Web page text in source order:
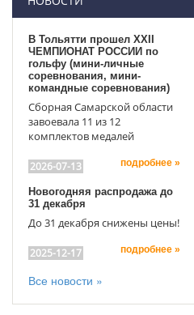
В Тольятти прошел XXII
ЧЕМПИОНАТ РОССИИ по
гольфу (мини-личные
соревнования, мини-
командные соревнования)
Сборная Самарской области
завоевала 11 из 12
комплектов медалей
2026-07-13 подробнее »
Новогодняя распродажа до
31 декабря
До 31 декабря снижены цены!
2025-12-17 подробнее »
Все новости »